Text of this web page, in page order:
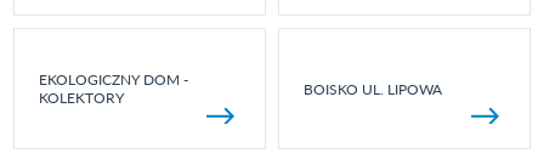
EKOLOGICZNY DOM -
KOLEKTORY
BOISKO UL. LIPOWA